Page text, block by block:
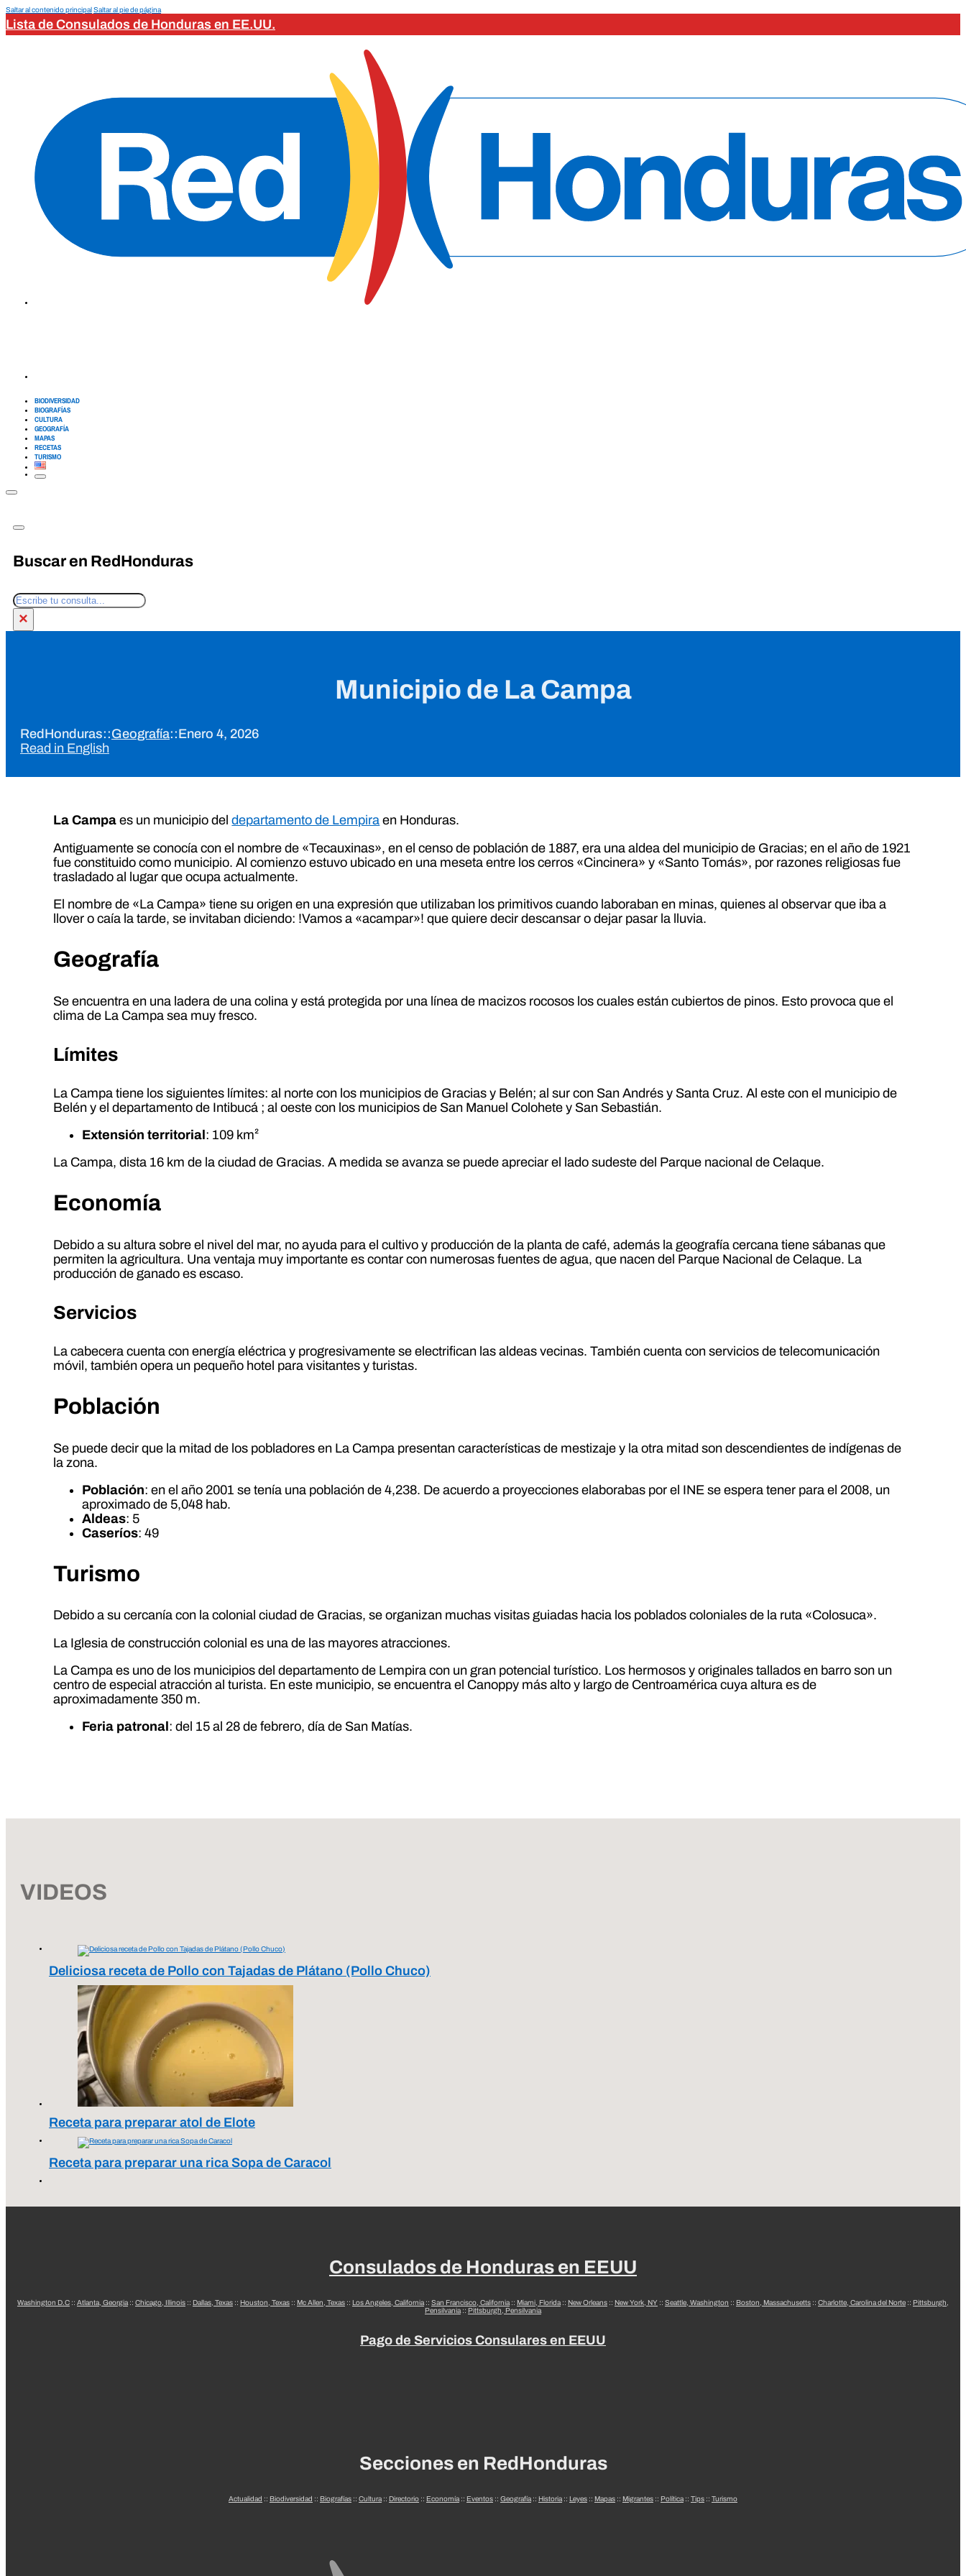
Saltar al contenido principalSaltar al pie de página
Lista de Consulados de Honduras en EE.UU.
BIODIVERSIDAD
BIOGRAFÍAS
CULTURA
GEOGRAFÍA
MAPAS
RECETAS
TURISMO
Buscar en RedHonduras
Buscar
×
Municipio de La Campa
RedHonduras::Geografía::Enero 4, 2026
Read in English
La Campa es un municipio deldepartamento de Lempira en Honduras.
Antiguamente se conocía con el nombre de «Tecauxinas», en el censo de población de 1887, era una aldea del municipio de Gracias; en el año de 1921
fue constituido como municipio. Al comienzo estuvo ubicado en una meseta entre los cerros «Cincinera» y «Santo Tomás», por razones religiosas fue
trasladado al lugar que ocupa actualmente.
El nombre de «La Campa» tiene su origen en una expresión que utilizaban los primitivos cuando laboraban en minas, quienes al observar que iba a
llover o caía la tarde, se invitaban diciendo: !Vamos a «acampar»! que quiere decir descansar o dejar pasar la lluvia.
Geografía
Se encuentra en una ladera de una colina y está protegida por una línea de macizos rocosos los cuales están cubiertos de pinos. Esto provoca que el
clima de La Campa sea muy fresco.
Límites
La Campa tiene los siguientes límites: al norte con los municipios de Gracias y Belén; al sur con San Andrés y Santa Cruz. Al este con el municipio de
Belén y el departamento de Intibucá ; al oeste con los municipios de San Manuel Colohete y San Sebastián.
Extensión territorial: 109 km²
La Campa, dista 16 km de la ciudad de Gracias. A medida se avanza se puede apreciar el lado sudeste del Parque nacional de Celaque.
Economía
Debido a su altura sobre el nivel del mar, no ayuda para el cultivo y producción de la planta de café, además la geografía cercana tiene sábanas que
permiten la agricultura. Una ventaja muy importante es contar con numerosas fuentes de agua, que nacen del Parque Nacional de Celaque. La
producción de ganado es escaso.
Servicios
La cabecera cuenta con energía eléctrica y progresivamente se electrifican las aldeas vecinas. También cuenta con servicios de telecomunicación
móvil, también opera un pequeño hotel para visitantes y turistas.
Población
Se puede decir que la mitad de los pobladores en La Campa presentan características de mestizaje y la otra mitad son descendientes de indígenas de
la zona.
Población: en el año 2001 se tenía una población de 4,238. De acuerdo a proyecciones elaborabas por el INE se espera tener para el 2008, un
aproximado de 5,048 hab.
Aldeas: 5
Caseríos: 49
Turismo
Debido a su cercanía con la colonial ciudad de Gracias, se organizan muchas visitas guiadas hacia los poblados coloniales de la ruta «Colosuca».
La Iglesia de construcción colonial es una de las mayores atracciones.
La Campa es uno de los municipios del departamento de Lempira con un gran potencial turístico. Los hermosos y originales tallados en barro son un
centro de especial atracción al turista. En este municipio, se encuentra el Canoppy más alto y largo de Centroamérica cuya altura es de
aproximadamente 350 m.
Feria patronal : del 15 al 28 de febrero, día de San Matías.
VIDEOS
Deliciosa receta de Pollo con Tajadas de Plátano (Pollo Chuco)
Receta para preparar atol de Elote
Receta para preparar una rica Sopa de Caracol
Consulados de Honduras en EEUU
Washington D.C :: Atlanta, Georgia :: Chicago, Illinois :: Dallas, Texas :: Houston, Texas :: Mc Allen, Texas :: Los Angeles, California :: San Francisco, California :: Miami, Florida :: New Orleans :: New York, NY :: Seattle, Washington :: Boston, Massachusetts :: Charlotte, Carolina del Norte :: Pittsburgh,
Pensilvania :: Pittsburgh, Pensilvania
Pago de Servicios Consulares en EEUU
Secciones en RedHonduras
Actualidad :: Biodiversidad :: Biografías :: Cultura:: Directorio :: Economía:: Eventos :: Geografía:: Historia:: Leyes :: Mapas :: Migrantes :: Política:: Tips :: Turismo